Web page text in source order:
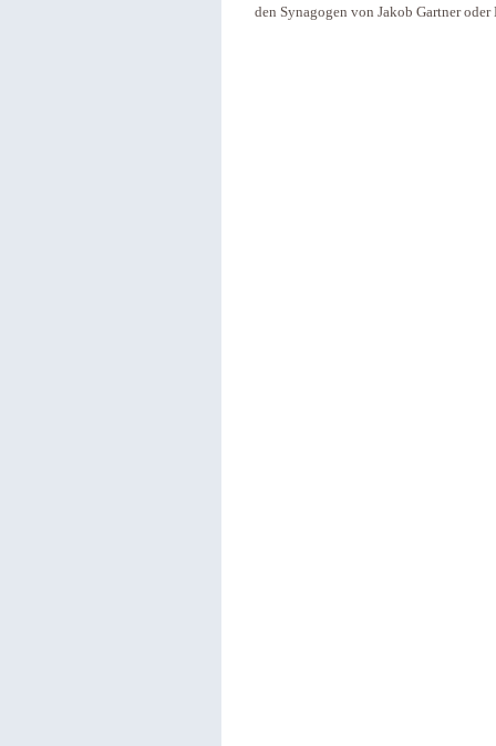
den Synagogen von Jakob Gartner